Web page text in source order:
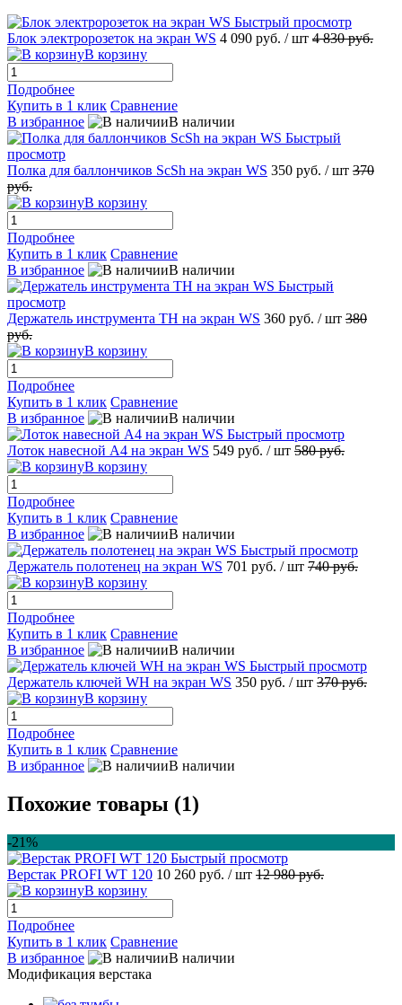
Быстрый просмотр
Блок электророзеток на экран WS 4 090 руб. / шт 4 830 руб.
В корзину
Подробнее
Купить в 1 клик Сравнение
В избранное
В наличии
Быстрый
просмотр
Полка для баллончиков ScSh на экран WS 350 руб. / шт 370
руб.
В корзину
Подробнее
Купить в 1 клик Сравнение
В избранное
В наличии
Быстрый
просмотр
Держатель инструмента TH на экран WS 360 руб. / шт 380
руб.
В корзину
Подробнее
Купить в 1 клик Сравнение
В избранное
В наличии
Быстрый просмотр
Лоток навесной А4 на экран WS 549 руб. / шт 580 руб.
В корзину
Подробнее
Купить в 1 клик Сравнение
В избранное
В наличии
Быстрый просмотр
Держатель полотенец на экран WS 701 руб. / шт 740 руб.
В корзину
Подробнее
Купить в 1 клик Сравнение
В избранное
В наличии
Быстрый просмотр
Держатель ключей WH на экран WS 350 руб. / шт 370 руб.
В корзину
Подробнее
Купить в 1 клик Сравнение
В избранное
В наличии
Похожие товары (1)
-21%
Быстрый просмотр
Верстак PROFI WT 120 10 260 руб. / шт 12 980 руб.
В корзину
Подробнее
Купить в 1 клик Сравнение
В избранное
В наличии
Модификация верстака